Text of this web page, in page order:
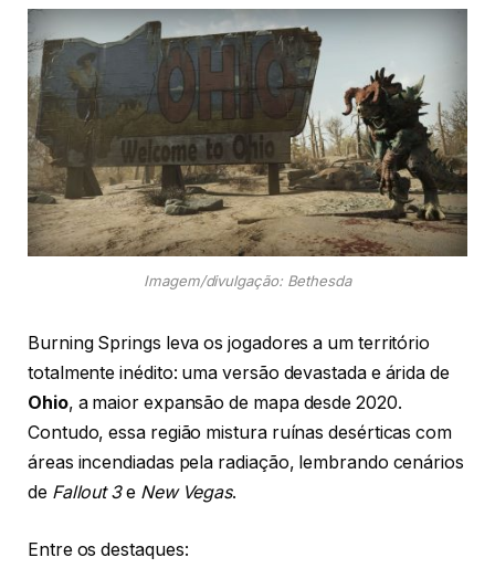
Imagem/divulgação: Bethesda
Burning Springs leva os jogadores a um território
totalmente inédito: uma versão devastada e árida de
Ohio, a maior expansão de mapa desde 2020.
Contudo, essa região mistura ruínas desérticas com
áreas incendiadas pela radiação, lembrando cenários
de Fallout 3e New Vegas.
Entre os destaques: